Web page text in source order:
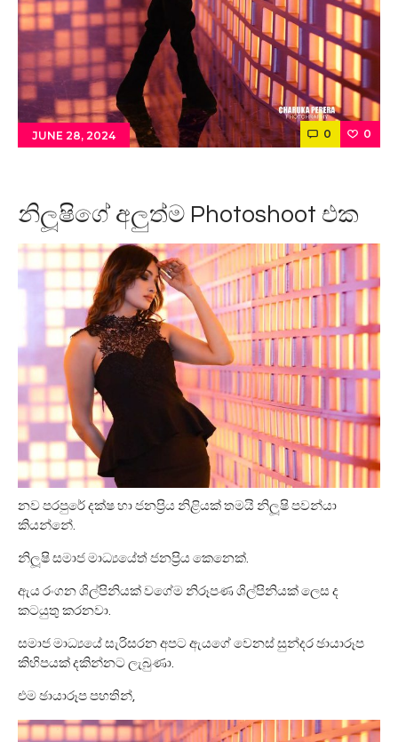
JUNE 28, 2024 0 0
නිලූෂිගේ අලුත්ම Photoshoot එක
නව පරපුරේ දක්ෂ හා ජනප්‍රිය නිළියක් තමයි නිලූෂි පවන්යා
කියන්නේ.
නිලූෂි සමාජ මාධ්‍යයේත් ජනප්‍රිය කෙනෙක්.
ඇය රංගන ශිල්පිනියක් වගේම නිරූපණ ශිල්පිනියක් ලෙස ද
කටයුතු කරනවා.
සමාජ මාධ්‍යයේ සැරිසරන අපට ඇයගේ වෙනස් සුන්දර ඡායාරූප
කිහිපයක් දකින්නට ලැබුණා.
එම ඡායාරූප පහතින්,